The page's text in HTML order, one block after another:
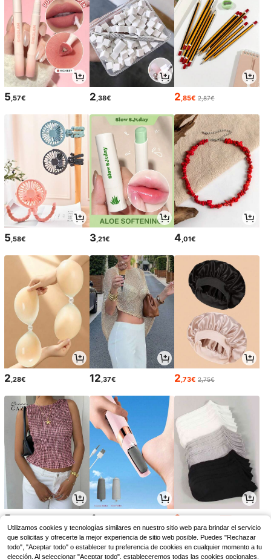
5,57€ 2,38€ 2,85€ 2,87€
5 ,58€ 3,21€ 4 ,01€
2,28€ 12,37€ 2,73€ 2,75€
5 4 2
Utilizamos cookies y tecnologías similares en nuestro sitio web para brindar el servicio
que solicitas y ofrecerte la mejor experiencia de sitio web posible. Puedes "Rechazar
todo", "Aceptar todo" o establecer tu preferencia de cookies en cualquier momento a tu
elección. Al seleccionar "Aceptar todo", estableceremos todas las cookies opcionales,